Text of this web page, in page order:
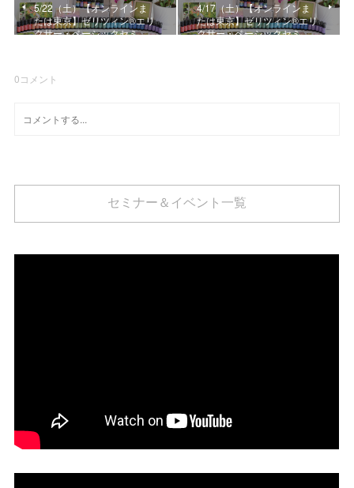
5/22（土）【オンラインま
たは東京】ゼリツィン®エリ
クサー・ベーシックセミ…
4/17（土）【オンラインま
たは東京】ゼリツィン®エリ
クサー・ベーシックセミ…
0コメント
セミナー＆イベント一覧